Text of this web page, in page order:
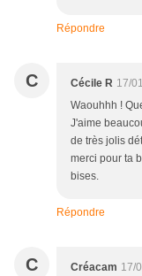
Répondre
C Cécile R 17/
Waouhhh !
J'aime
de très jolis
merci pour ta
bises.
Répondre
C Créacam 17/